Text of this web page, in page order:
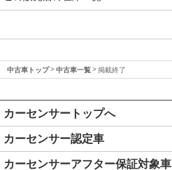
中古車トップ 中古車一覧 掲載終了
カーセンサートップへ
カーセンサー認定車
カーセンサーアフター保証対象車